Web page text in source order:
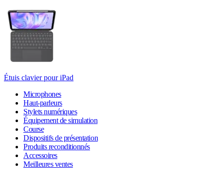
Étuis clavier pour iPad
Microphones
Haut-parleurs
Stylets numériques
Équipement de simulation
Course
Dispositifs de présentation
Produits reconditionnés
Accessoires
Meilleures ventes